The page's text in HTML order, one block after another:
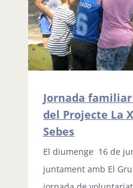
Jornada
del Projecte La
Sebes
El diumenge 16 de
juntament amb El